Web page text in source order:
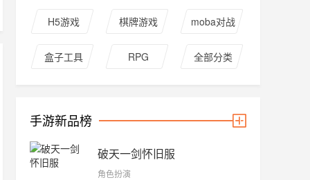
H5游戏 棋牌游戏 moba对战
盒子工具 RPG 全部分类
手游新品榜
破天一剑怀旧服
角色扮演